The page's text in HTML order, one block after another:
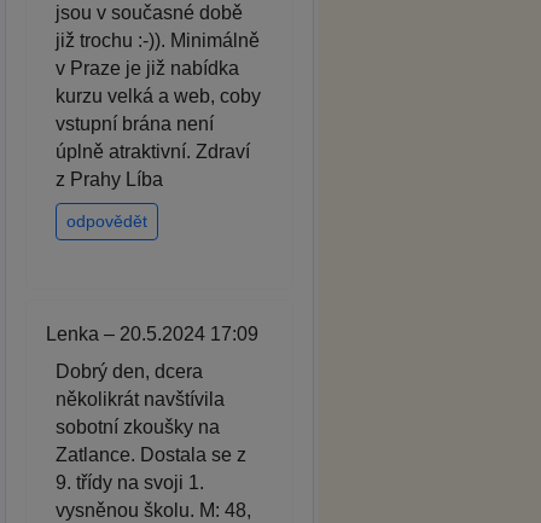
jsou v současné době
již trochu :-)). Minimálně
v Praze je již nabídka
kurzu velká a web, coby
vstupní brána není
úplně atraktivní. Zdraví
z Prahy Líba
odpovědět
Lenka – 20.5.2024 17:09
Dobrý den, dcera
několikrát navštívila
sobotní zkoušky na
Zatlance. Dostala se z
9. třídy na svoji 1.
vysněnou školu. M: 48,